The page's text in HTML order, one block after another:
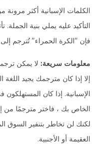
الكلمات الإسبانية أكثر مرونة
التأكيد عليه يملي بنية
فإن "الكرة الحمراء" تُترجم إلى
معلومات سريعة: لا يمكن
إلا إذا كان مترجمك يجيد اللغة
الإسبانية. إذا كان
الخاص بك ، فاختر مترجمًا من
لكنك لن تخاطر بتنفير السوق
العقيمة أو الأجنبية.